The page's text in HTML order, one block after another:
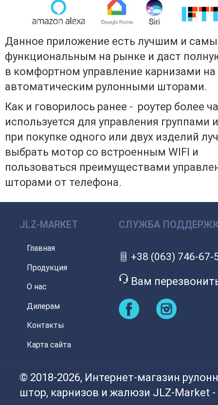
Данное приложение есть лучшим и
функциональным на рынке и даст
в комфортном управление карнизами
автоматическим рулонными шторами.
Как и говорилось ранее - роутер более
используется для управления группами
при покупке одного или двух изделий
выбрать мотор со встроенным WIFI и
пользоваться преимуществами
шторами от телефона.
JLZ-MARKET
Главная
Продукция
О нас
Дилерам
Контакты
Карта сайта
СЛУЖБА
+38 (063) 746-67-
Вам
© 2018-2026, Интернет-магазин
штор, карнизов и жалюзи JLZ-Market